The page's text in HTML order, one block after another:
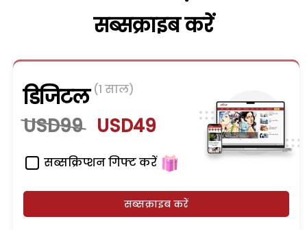
सब्सक्राइब करें
डिजिटल (1 साल)
USD99 USD49
सब्सक्रिप्शन गिफ्ट करें
सब्सक्राइब करें